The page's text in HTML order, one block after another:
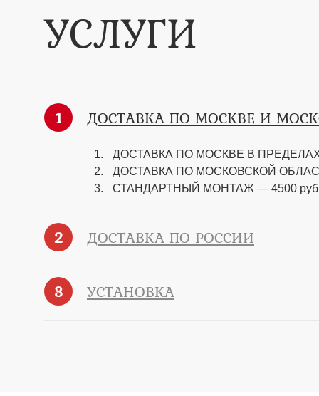
УСЛУГИ
1 ДОСТАВКА ПО МОСКВЕ И
ДОСТАВКА ПО МОСКВЕ В ПРЕДЕЛАХ
ДОСТАВКА ПО МОСКОВСКОЙ
СТАНДАРТНЫЙ МОНТАЖ — 4500
2 ДОСТАВКА ПО РОССИИ
3 УСТАНОВКА